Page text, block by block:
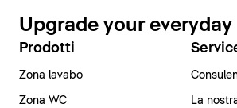
Upgrade your everyday
Prodotti
Zona lavabo
Zona WC
La